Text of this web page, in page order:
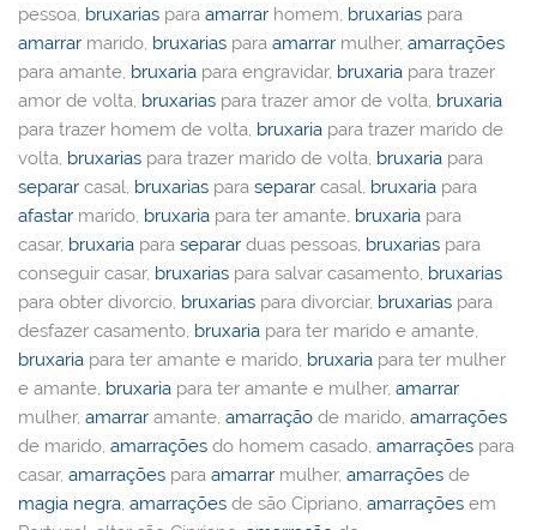
pessoa, bruxarias paraamarrar homem, bruxarias para
amarrar marido, bruxarias paraamarrar mulher,amarrações
para amante, bruxaria para engravidar, bruxaria para trazer
amor de volta, bruxarias para trazer amor de volta, bruxaria
para trazer homem de volta, bruxaria para trazer marido de
volta, bruxarias para trazer marido de volta, bruxaria para
separar casal, bruxarias paraseparar casal, bruxaria para
afastar marido, bruxaria para ter amante, bruxaria para
casar, bruxaria paraseparar duas pessoas, bruxarias para
conseguir casar, bruxarias para salvar casamento, bruxarias
para obter divorcio, bruxarias para divorciar, bruxarias para
desfazer casamento, bruxaria para ter marido e amante,
bruxaria para ter amante e marido, bruxaria para ter mulher
e amante, bruxaria para ter amante e mulher,amarrar
mulher,amarrar amante,amarração de marido,amarrações
de marido,amarrações do homem casado,amarrações para
casar,amarrações paraamarrar mulher,amarrações de
magia negra,amarrações de são Cipriano,amarrações em